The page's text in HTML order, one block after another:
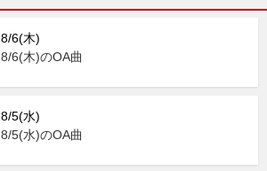
8/6(木)
8/6(木)のOA曲
8/5(水)
8/5(水)のOA曲